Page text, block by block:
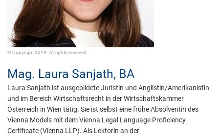
© Copyright 2019. All rights reserved.
Mag. Laura Sanjath, BA
Laura Sanjath ist ausgebildete Juristin und Anglistin/Amerikanistin
und im Bereich Wirtschaftsrecht in der Wirtschaftskammer
Österreich in Wien tätig. Sie ist selbst eine frühe Absolventin des
Vienna Models mit dem Vienna Legal Language Proficiency
Certificate (Vienna LLP). Als Lektorin an der